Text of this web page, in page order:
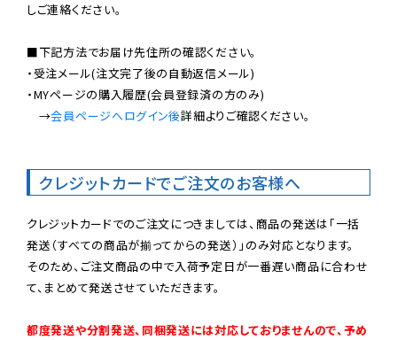
しご連絡ください。
■下記方法でお届け先住所の確認ください。
・受注メール(注文完了後の自動返信メール)
・MYページの購入履歴(会員登録済の方のみ)
→会員ページへログイン後詳細よりご確認ください。
クレジットカードでご注文のお客様へ
クレジットカードでのご注文につきましては、商品の発送は「一括
発送（すべての商品が揃ってからの発送）」のみ対応となります。
そのため、ご注文商品の中で入荷予定日が一番遅い商品に合わせ
て、まとめて発送させていただきます。
都度発送や分割発送、同梱発送には対応しておりませんので、予め